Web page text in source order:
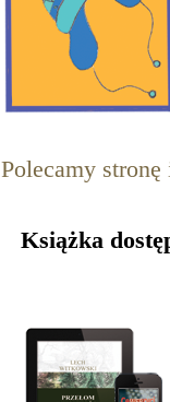
Polecamy
Książka